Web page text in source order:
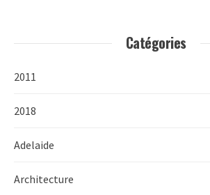
Catégories
2011
2018
Adelaide
Architecture